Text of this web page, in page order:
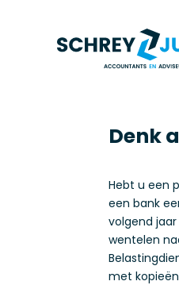
Denk
Hebt u een
een bank
volgend
wentelen
met